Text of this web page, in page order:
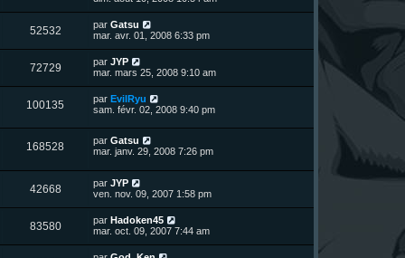
g
e
s
s
a
g
e
s
e
r
m
e
s
s
a
g
e
u
s
i
e
r
m
e
s
s
a
g
e
52532V
u
s
D
e
i
e
r
m
e
s
a
g
par Gatsu
mar. avr. 01, 2008 6:33 pm
72729V
u
D
e
i
e
r
m
e
s
s
a
g
par JYP
mar. mars 25, 2008 9:10 am
100135
u
e
s
D
e
n
i
e
m
e
s
s
a
g
par EvilRyu
sam. févr. 02, 2008 9:40 pm
168528V
u
D
e
n
i
e
e
s
s
par Gatsu
mar. janv. 29, 2008 7:26 pm
42668V
u
D
e
i
e
r
par JYP
ven. nov. 09, 2007 1:58 pm
83580V
u
D
e
par Hadoken45
mar. oct. 09, 2007 7:44 am